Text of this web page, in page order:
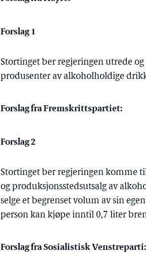
Forslag 1
Stortinget ber regjeringen utrede
produsenter av alkoholholdige
Forslag fra Fremskrittspartiet:
Forslag 2
Stortinget ber regjeringen komme
og produksjonsstedsutsalg av
selge et begrenset volum av sin
person kan kjøpe inntil 0,7 liter
Forslag fra Sosialistisk Venstreparti: